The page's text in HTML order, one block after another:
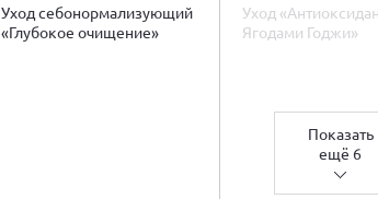
Уход себонормализующий
«Глубокое очищение»
Уход
Ягодами Годжи»
Показать
ещё 6